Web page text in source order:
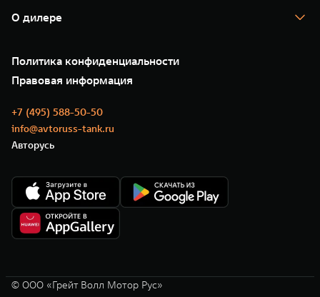
Корпоративным клиентам
Зарядные станции
Помощь на дороге
Новые цифровые сервисы TANK
Сервис
Нулевое ТО
Моторные масла
О дилере
35 лет GWM
GWM ТЕХ ДЕНЬ
Новости
Политика конфиденциальности
Правовая информация
+7 (495) 588-50-50
info@avtoruss-tank.ru
Авторусь
© ООО «Грейт Волл Мотор Рус»